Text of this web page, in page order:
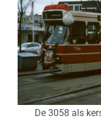
De 3058 als